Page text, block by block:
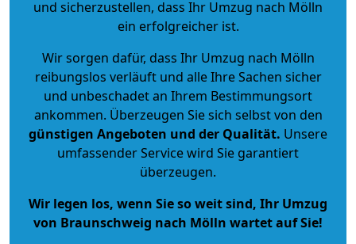
und sicherzustellen, dass Ihr Umzug nach Mölln
ein erfolgreicher ist.
Wir sorgen dafür, dass Ihr Umzug nach Mölln
reibungslos verläuft und alle Ihre Sachen sicher
und unbeschadet an Ihrem Bestimmungsort
ankommen. Überzeugen Sie sich selbst von den
günstigen Angeboten und der Qualität. Unsere
umfassender Service wird Sie garantiert
überzeugen.
Wir legen los, wenn Sie so weit sind, Ihr Umzug
von Braunschweig nach Mölln wartet auf Sie!